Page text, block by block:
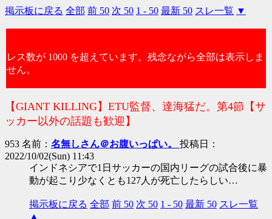
掲示板に戻る 全部 前 50 次 50 1 - 50 最新 50 スレ一覧 ▼
レス数が 1000 を超えています。残念ながら全部は表示しま
せん。
【GIANT KILLING】ETU監督、達海猛だ。第4節【サ
ッカー以外の話題も歓迎】
953 名前： 名無しさん＠お腹いっぱい。 投稿日：
2022/10/02(Sun) 11:43
インドネシアで1日サッカーの国内リーグの試合後に暴
動が起こり少なくとも127人が死亡したらしい…
掲示板に戻る 全部 前 50 次 50 1 - 50 最新 50 スレ一覧
▲